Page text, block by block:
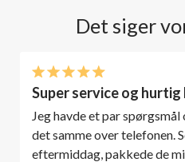
Det siger
Super service og
Jeg havde et par
det samme over telefonen.
eftermiddag, pakkede de